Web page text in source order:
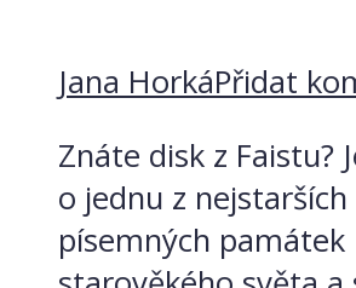
Jana HorkáPřidat
Znáte disk z Faistu?
o jednu z nejstarších
písemných památek